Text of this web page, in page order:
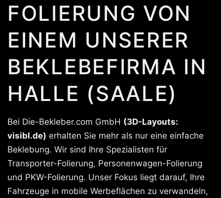
FOLIERUNG VON
EINEM UNSERER
BEKLEBEFIRMA IN
HALLE (SAALE)
Bei Die-Bekleber.com GmbH (3D-Layouts:
visibl.de) erhalten Sie mehr als nur eine einfache
Beklebung. Wir sind Ihre Spezialisten für
Transporter-Folierung, Personenwagen-Folierung
und PKW-Folierung. Unser Fokus liegt darauf, Ihre
Fahrzeuge in mobile Werbeflächen zu verwandeln,